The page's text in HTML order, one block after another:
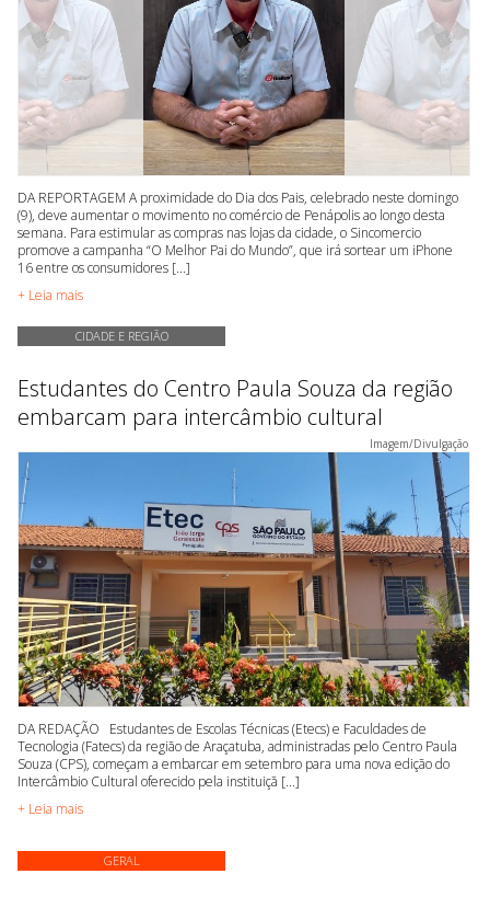
DA REPORTAGEM A proximidade do Dia dos Pais, celebrado neste domingo
(9), deve aumentar o movimento no comércio de Penápolis ao longo desta
semana. Para estimular as compras nas lojas da cidade, o Sincomercio
promove a campanha “O Melhor Pai do Mundo”, que irá sortear um iPhone
16 entre os consumidores [...]
+ Leia mais
CIDADE E REGIÃO
Estudantes do Centro Paula Souza da região
embarcam para intercâmbio cultural
Imagem/Divulgação
DA REDAÇÃO Estudantes de Escolas Técnicas (Etecs) e Faculdades de
Tecnologia (Fatecs) da região de Araçatuba, administradas pelo Centro Paula
Souza (CPS), começam a embarcar em setembro para uma nova edição do
Intercâmbio Cultural oferecido pela instituiçã [...]
+ Leia mais
GERAL